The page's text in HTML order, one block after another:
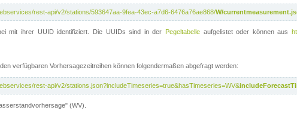
rest-api/v2/stations/593647aa-9fea-43ec-a7d6-6476a76ae868/W/
mit ihrer UUID identifiziert. Die UUIDs sind in der Pegeltabelleaufgelistet oder können aus
verfügbaren Vorhersagezeitreihen können folgendermaßen abgefragt werden:
rest-api/v2/stations.json?includeTimeseries=true&hasTimeseries=WV&
(WV).